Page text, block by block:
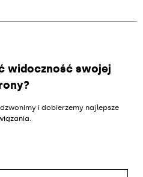
widoczność swojej
i dobierzemy najlepsze